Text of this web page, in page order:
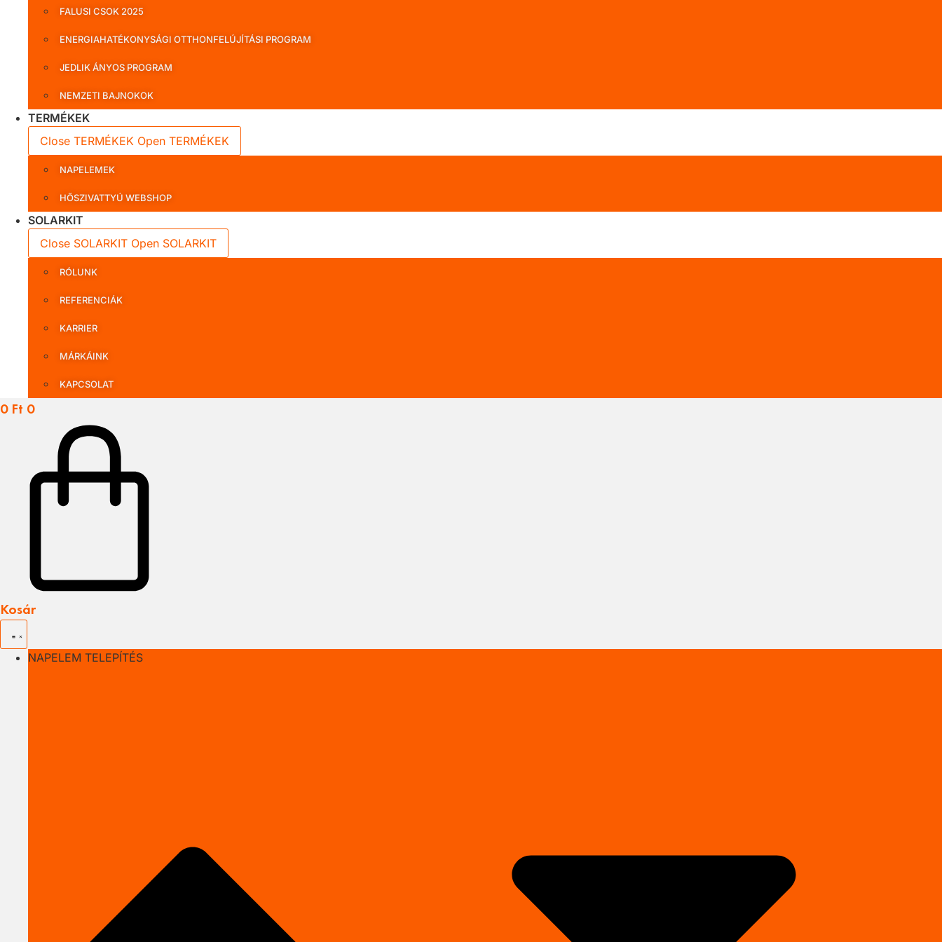
FALUSI CSOK 2025
ENERGIAHATÉKONYSÁGI OTTHONFELÚJÍTÁSI PROGRAM
JEDLIK ÁNYOS PROGRAM
NEMZETI BAJNOKOK
TERMÉKEK
Close TERMÉKEK Open TERMÉKEK
NAPELEMEK
HŐSZIVATTYÚ WEBSHOP
SOLARKIT
Close SOLARKIT Open SOLARKIT
RÓLUNK
REFERENCIÁK
KARRIER
MÁRKÁINK
KAPCSOLAT
0 Ft 0
Kosár
NAPELEM TELEPÍTÉS